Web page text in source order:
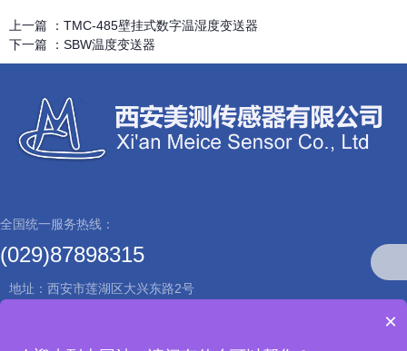
上一篇 ： TMC-485壁挂式数字温湿度变送器
下一篇 ： SBW温度变送器
全国统一服务热线：
(029)87898315
地址：西安市莲湖区大兴东路2号
Copyright © 西安美测传感器有限公司
×